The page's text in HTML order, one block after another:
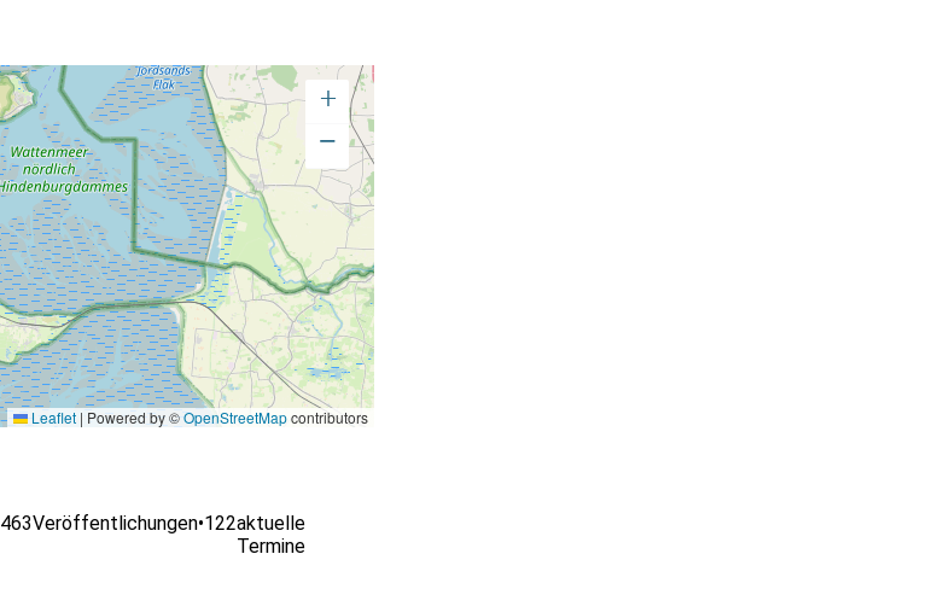
+
−
Leaflet | Powered by ©OpenStreetMapcontributors
463Veröffentlichungen•122aktuelle
Termine